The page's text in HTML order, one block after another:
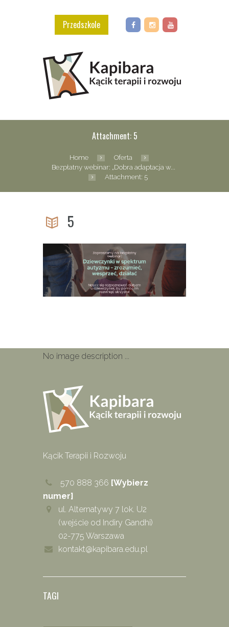
Przedszkole
Attachment: 5
Home
Oferta
Bezpłatny webinar: „Dobra adaptacja w...
Attachment: 5
5
No image description ...
Kącik Terapii i Rozwoju
570 888 366 [Wybierz
numer]
ul. Alternatywy 7 lok. U2
(wejście od Indiry Gandhi)
02-775 Warszawa
kontakt@kapibara.edu.pl
TAGI